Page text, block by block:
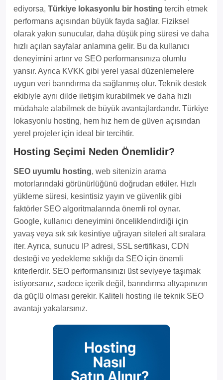
ediyorsa, Türkiye lokasyonlu bir hosting tercih etmek
performans açısından büyük fayda sağlar. Fiziksel
olarak yakın sunucular, daha düşük ping süresi ve daha
hızlı açılan sayfalar anlamına gelir. Bu da kullanıcı
deneyimini artırır ve SEO performansınıza olumlu
yansır. Ayrıca KVKK gibi yerel yasal düzenlemelere
uygun veri barındırma da sağlanmış olur. Teknik destek
ekibiyle aynı dilde iletişim kurabilmek ve daha hızlı
müdahale alabilmek de büyük avantajlardandır. Türkiye
lokasyonlu hosting, hem hız hem de güven açısından
yerel projeler için ideal bir tercihtir.
Hosting Seçimi Neden Önemlidir?
SEO uyumlu hosting, web sitenizin arama
motorlarındaki görünürlüğünü doğrudan etkiler. Hızlı
yükleme süresi, kesintisiz yayın ve güvenlik gibi
faktörler SEO algoritmalarında önemli rol oynar.
Google, kullanıcı deneyimini önceliklendirdiği için
yavaş veya sık sık kesintiye uğrayan siteleri alt sıralara
iter. Ayrıca, sunucu IP adresi, SSL sertifikası, CDN
desteği ve yedekleme sıklığı da SEO için önemli
kriterlerdir. SEO performansınızı üst seviyeye taşımak
istiyorsanız, sadece içerik değil, barındırma altyapınızın
da güçlü olması gerekir. Kaliteli hosting ile teknik SEO
avantajı yakalarsınız.